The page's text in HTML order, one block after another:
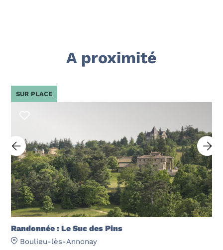
A proximité
Randonnée : Le Suc des Pins
Boulieu-lès-Annonay
SUR PLACE